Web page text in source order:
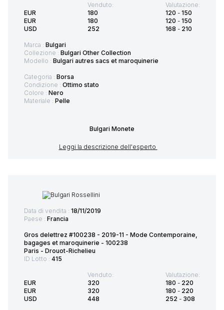
EUR
EUR
USD
Venduto:
180
180
252
Valutazione:
120 - 150
120 - 150
168 - 210
Marca : Bulgari
Collezione : Bulgari Other Collection
Modello : Bulgari autres sacs et maroquinerie
Categoria : Borsa
Condizione : Ottimo stato
Colore : Nero
Materiale : Pelle
Bulgari Monete
Leggi la descrizione dell'esperto
Data di vendita : 18/11/2019
Paese : Francia
Gros delettrez #100238 - 2019-11 - Mode Contemporaine,
bagages et maroquinerie - 100238
Paris - Drouot-Richelieu
ID Lotto : 415
EUR
EUR
USD
Venduto:
320
320
448
Valutazione:
180 - 220
180 - 220
252 - 308